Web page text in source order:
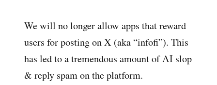
We will no longer allow apps that reward
users for posting on X (aka “infofi”). This
has led to a tremendous amount of AI slop
& reply spam on the platform.